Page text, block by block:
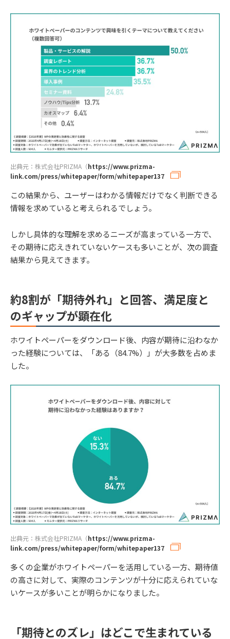
出典元：株式会社PRIZMA（https://www.prizma-
link.com/press/whitepaper/form/whitepaper137
この結果から、ユーザーはわかる情報だけでなく判断できる
情報を求めていると考えられるでしょう。
しかし具体的な理解を求めるニーズが高まっている一方で、
その期待に応えきれていないケースも多いことが、次の調査
結果から見えてきます。
約8割が「期待外れ」と回答、満足度と
のギャップが顕在化
ホワイトペーパーをダウンロード後、内容が期待に沿わなか
った経験については、「ある（84.7%）」が大多数を占めま
した。
出典元：株式会社PRIZMA（https://www.prizma-
link.com/press/whitepaper/form/whitepaper137
多くの企業がホワイトペーパーを活用している一方、期待値
の高さに対して、実際のコンテンツが十分に応えられていな
いケースが多いことが明らかになりました。
「期待とのズレ」はどこで生まれている